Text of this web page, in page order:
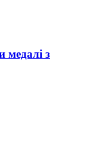
медалі з